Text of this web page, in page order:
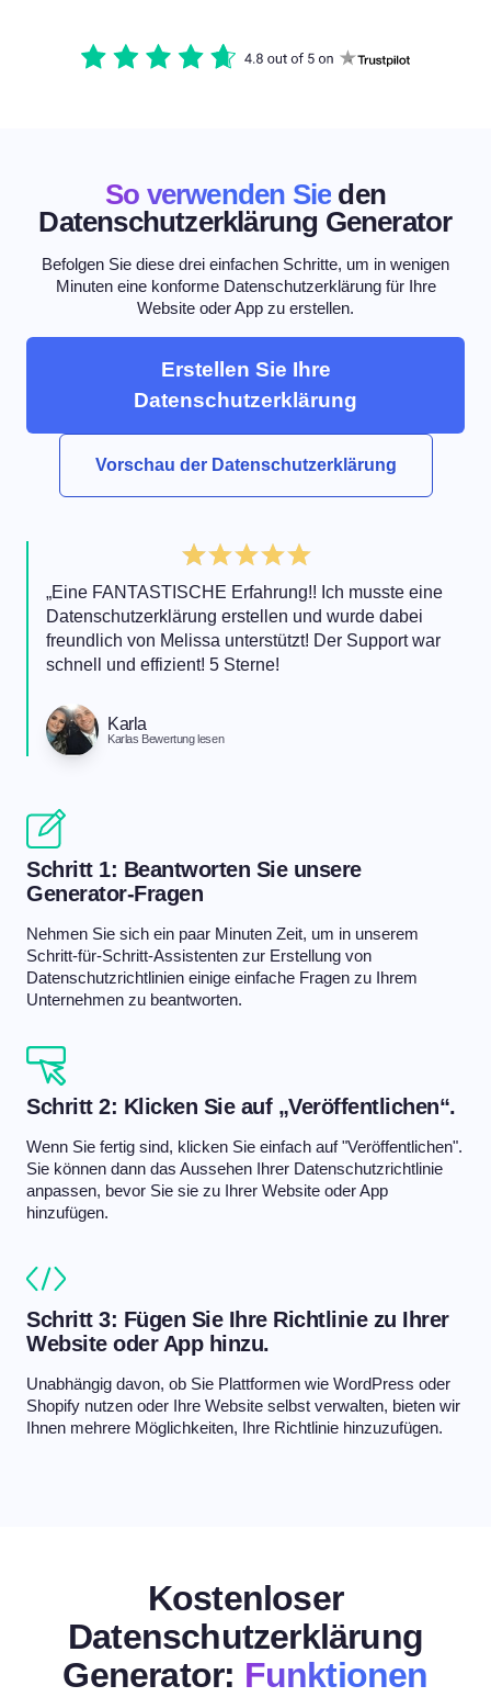
So verwenden Sie den
Datenschutzerklärung Generator
Befolgen Sie diese drei einfachen Schritte, um in wenigen
Minuten eine konforme Datenschutzerklärung für Ihre
Website oder App zu erstellen.
Erstellen Sie Ihre
Datenschutzerklärung
Vorschau der Datenschutzerklärung
„Eine FANTASTISCHE Erfahrung!! Ich musste eine
Datenschutzerklärung erstellen und wurde dabei
freundlich von Melissa unterstützt! Der Support war
schnell und effizient! 5 Sterne!
Karla
Karlas Bewertung lesen
Schritt 1: Beantworten Sie unsere
Generator-Fragen
Nehmen Sie sich ein paar Minuten Zeit, um in unserem
Schritt-für-Schritt-Assistenten zur Erstellung von
Datenschutzrichtlinien einige einfache Fragen zu Ihrem
Unternehmen zu beantworten.
Schritt 2: Klicken Sie auf „Veröffentlichen“.
Wenn Sie fertig sind, klicken Sie einfach auf "Veröffentlichen".
Sie können dann das Aussehen Ihrer Datenschutzrichtlinie
anpassen, bevor Sie sie zu Ihrer Website oder App
hinzufügen.
Schritt 3: Fügen Sie Ihre Richtlinie zu Ihrer
Website oder App hinzu.
Unabhängig davon, ob Sie Plattformen wie WordPress oder
Shopify nutzen oder Ihre Website selbst verwalten, bieten wir
Ihnen mehrere Möglichkeiten, Ihre Richtlinie hinzuzufügen.
Kostenloser
Datenschutzerklärung
Generator: Funktionen